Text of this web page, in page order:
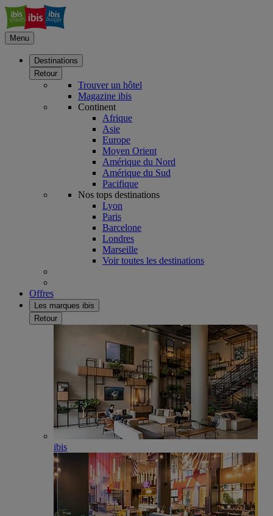
Menu
Destinations
Retour
Trouver un hôtel
Magazine ibis
Continent
Afrique
Asie
Europe
Moyen Orient
Amérique du Nord
Amérique du Sud
Pacifique
Nos tops destinations
Lyon
Paris
Barcelone
Londres
Marseille
Voir toutes les destinations
Offres
Les marques ibis
Retour
ibis